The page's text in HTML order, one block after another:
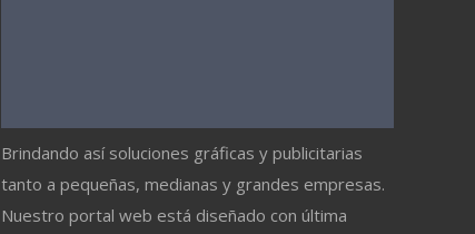
Brindando así soluciones gráficas y publicitarias
tanto a pequeñas, medianas y grandes empresas.
Nuestro portal web está diseñado con última